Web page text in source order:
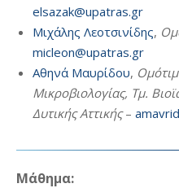
elsazak@upatras.gr
Μιχάλης Λεοτσινίδης,
micleon@upatras.gr
Αθηνά Μαυρίδου,
Μικροβιολογίας, Τμ.
Δυτικής Αττικής–
Μάθημα: